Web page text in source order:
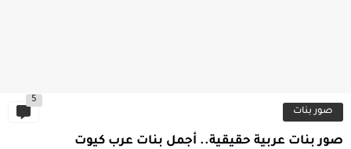
صور بنات
5
صور بنات عربية حقيقية.. أجمل بنات عرب كيوت